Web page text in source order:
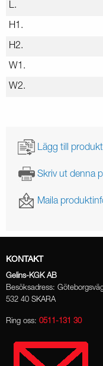
L.
H1.
H2.
W1.
W2.
Lägg till
Skriv ut denna
Maila
KONTAKT
Gelins-KGK AB
Besöksadress:
532 40 SKARA
Ring oss: 0511-131 30